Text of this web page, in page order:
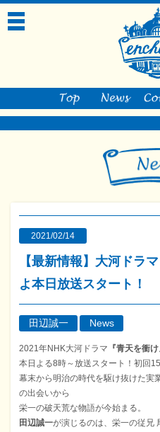
toggle
2021/02/14
【最新情報】大河ドラ
よ本日放送スタート！
田辺誠一 News
2021年NHK大河ドラマ 『青天を衝け
本日よる8時～放送スタート！初回
幕末から明治の時代を駆け抜けた実
の出会いから
栄一の破天荒な物語が今始まる。
田辺誠一が演じるのは、栄一の従兄